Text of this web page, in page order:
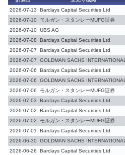
2026-07-13
Barclays Capital Securities Ltd
2026-07-10 モルガン・スタンレーMUFG証券
2026-07-10 UBS AG
2026-07-08
Barclays Capital Securities Ltd
2026-07-07
Barclays Capital Securities Ltd
2026-07-07
GOLDMAN SACHS INTERNATIONAL
2026-07-06
Barclays Capital Securities Ltd
2026-07-06
GOLDMAN SACHS INTERNATIONAL
2026-07-06
モルガン・スタンレーMUFG証券
2026-07-03
Barclays Capital Securities Ltd
2026-07-02
Barclays Capital Securities Ltd
2026-07-02
モルガン・スタンレーMUFG証券
2026-07-01
Barclays Capital Securities Ltd
2026-06-30 GOLDMAN SACHS INTERNATIONAL
2026-06-26
Barclays Capital Securities Ltd